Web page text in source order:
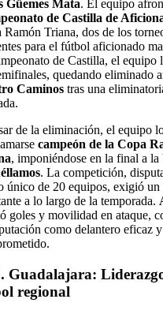
Güemes Mata. El equipo
de Castilla de
Ramón Triana, dos de los
para el fútbol aficionado
de Castilla, el equipo
quedando eliminado
Caminos tras una
.
de la eliminación, el equipo
campeón de la Copa
, imponiéndose en la final a la
. La competición,
único de 20 equipos, exigió
a lo largo de la temporada.
goles y movilidad en ataque,
como delantero eficaz y
Guadalajara:
regional